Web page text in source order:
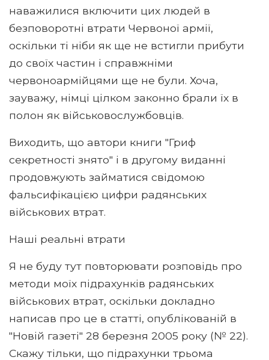
наважилися включити цих людей в
безповоротні втрати Червоної армії,
оскільки ті ніби як ще не встигли прибути
до своїх частин і справжніми
червоноармійцями ще не були. Хоча,
зауважу, німці цілком законно брали їх в
полон як військовослужбовців.
Виходить, що автори книги "Гриф
секретності знято" і в другому виданні
продовжують займатися свідомою
фальсифікацією цифри радянських
військових втрат.
Наші реальні втрати
Я не буду тут повторювати розповідь про
методи моїх підрахунків радянських
військових втрат, оскільки докладно
написав про це в статті, опублікованій в
"Новій газеті" 28 березня 2005 року (№ 22).
Скажу тільки, що підрахунки трьома